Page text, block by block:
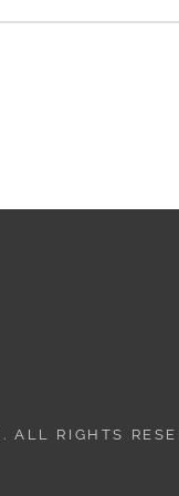
. ALL RIGHTS